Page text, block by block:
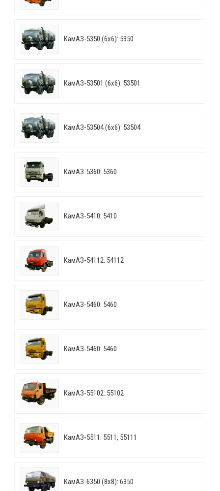
КамАЗ-5350 (6х6): 5350
КамАЗ-53501 (6х6): 53501
КамАЗ-53504 (6х6): 53504
КамАЗ-5360: 5360
КамАЗ-5410: 5410
КамАЗ-54112: 54112
КамАЗ-5460: 5460
КамАЗ-5460: 5460
КамАЗ-55102: 55102
КамАЗ-5511: 5511, 55111
КамАЗ-6350 (8х8): 6350